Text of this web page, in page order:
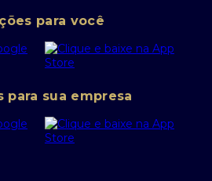
Atuação Banco Safra
PJ
para você
para sua empresa